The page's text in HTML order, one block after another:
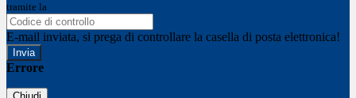
tramite la
E-mail inviata, si prega di controllare la casella di posta elettronica!
Errore